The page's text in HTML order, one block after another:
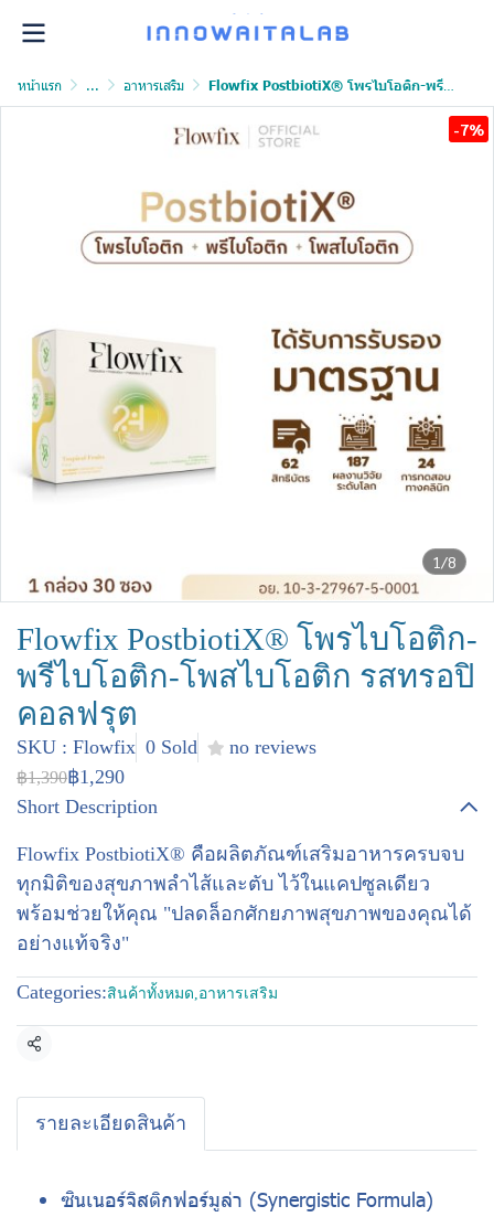
หน้าแรก ... อาหารเสริม Flowfix PostbiotiX® โพรไบโอติก-พรีไบโอติก-โพสไบโอติก รสทรอปิคอลฟรุต
1/8
-7%
Flowfix PostbiotiX® โพรไบโอติก-
พรีไบโอติก-โพสไบโอติก รสทรอปิ
คอลฟรุต
SKU : Flowfix 0 Sold no reviews
฿1,390฿1,290
Short Description
Flowfix PostbiotiX® คือผลิตภัณฑ์เสริมอาหารครบจบ
ทุกมิติของสุขภาพลำไส้และตับ ไว้ในแคปซูลเดียว
พร้อมช่วยให้คุณ "ปลดล็อกศักยภาพสุขภาพของคุณได้
อย่างแท้จริง"
Categories:สินค้าทั้งหมด,อาหารเสริม
Share
รายละเอียดสินค้า
ซินเนอร์จิสติกฟอร์มูล่า (Synergistic Formula)